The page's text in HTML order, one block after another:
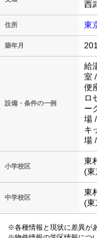
西
住所 東
築年月
設備・条件の一例
給
室
便
ロ
ー
場
キ
場 /
小学校区
東
(東
中学校区
東
(東
※各種情報と現状に差異が